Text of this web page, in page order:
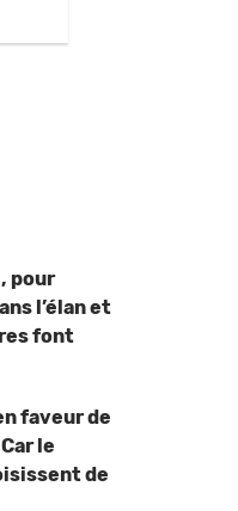
pour
l’élan et
font
faveur de
le
de